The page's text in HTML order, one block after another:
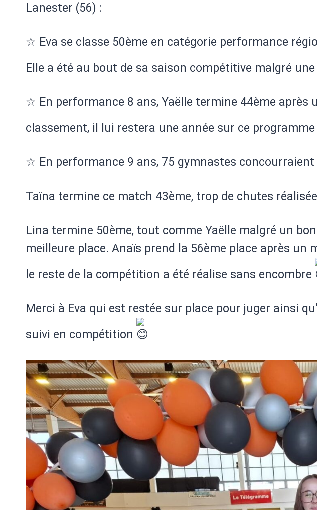
Lanester (56) :
☆ Eva se classe 50ème en catégorie performance
Elle a été au bout de sa saison compétitive malgré
☆ En performance 8 ans, Yaëlle termine 44ème
classement, il
lui restera une année sur ce
☆ En performance 9 ans, 75 gymnastes
Taïna termine ce match 43ème, trop de chutes
Lina termine 50ème, tout comme Yaëlle malgré un
meilleure place. Anaïs prend la 56ème place après un
le reste de la compétition a été réalise sans encombre
Merci à Eva qui est restée sur place pour juger ainsi
suivi en compétition